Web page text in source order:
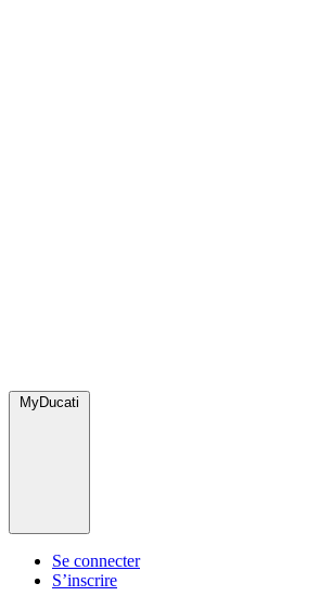
MyDucati
Se connecter
S’inscrire